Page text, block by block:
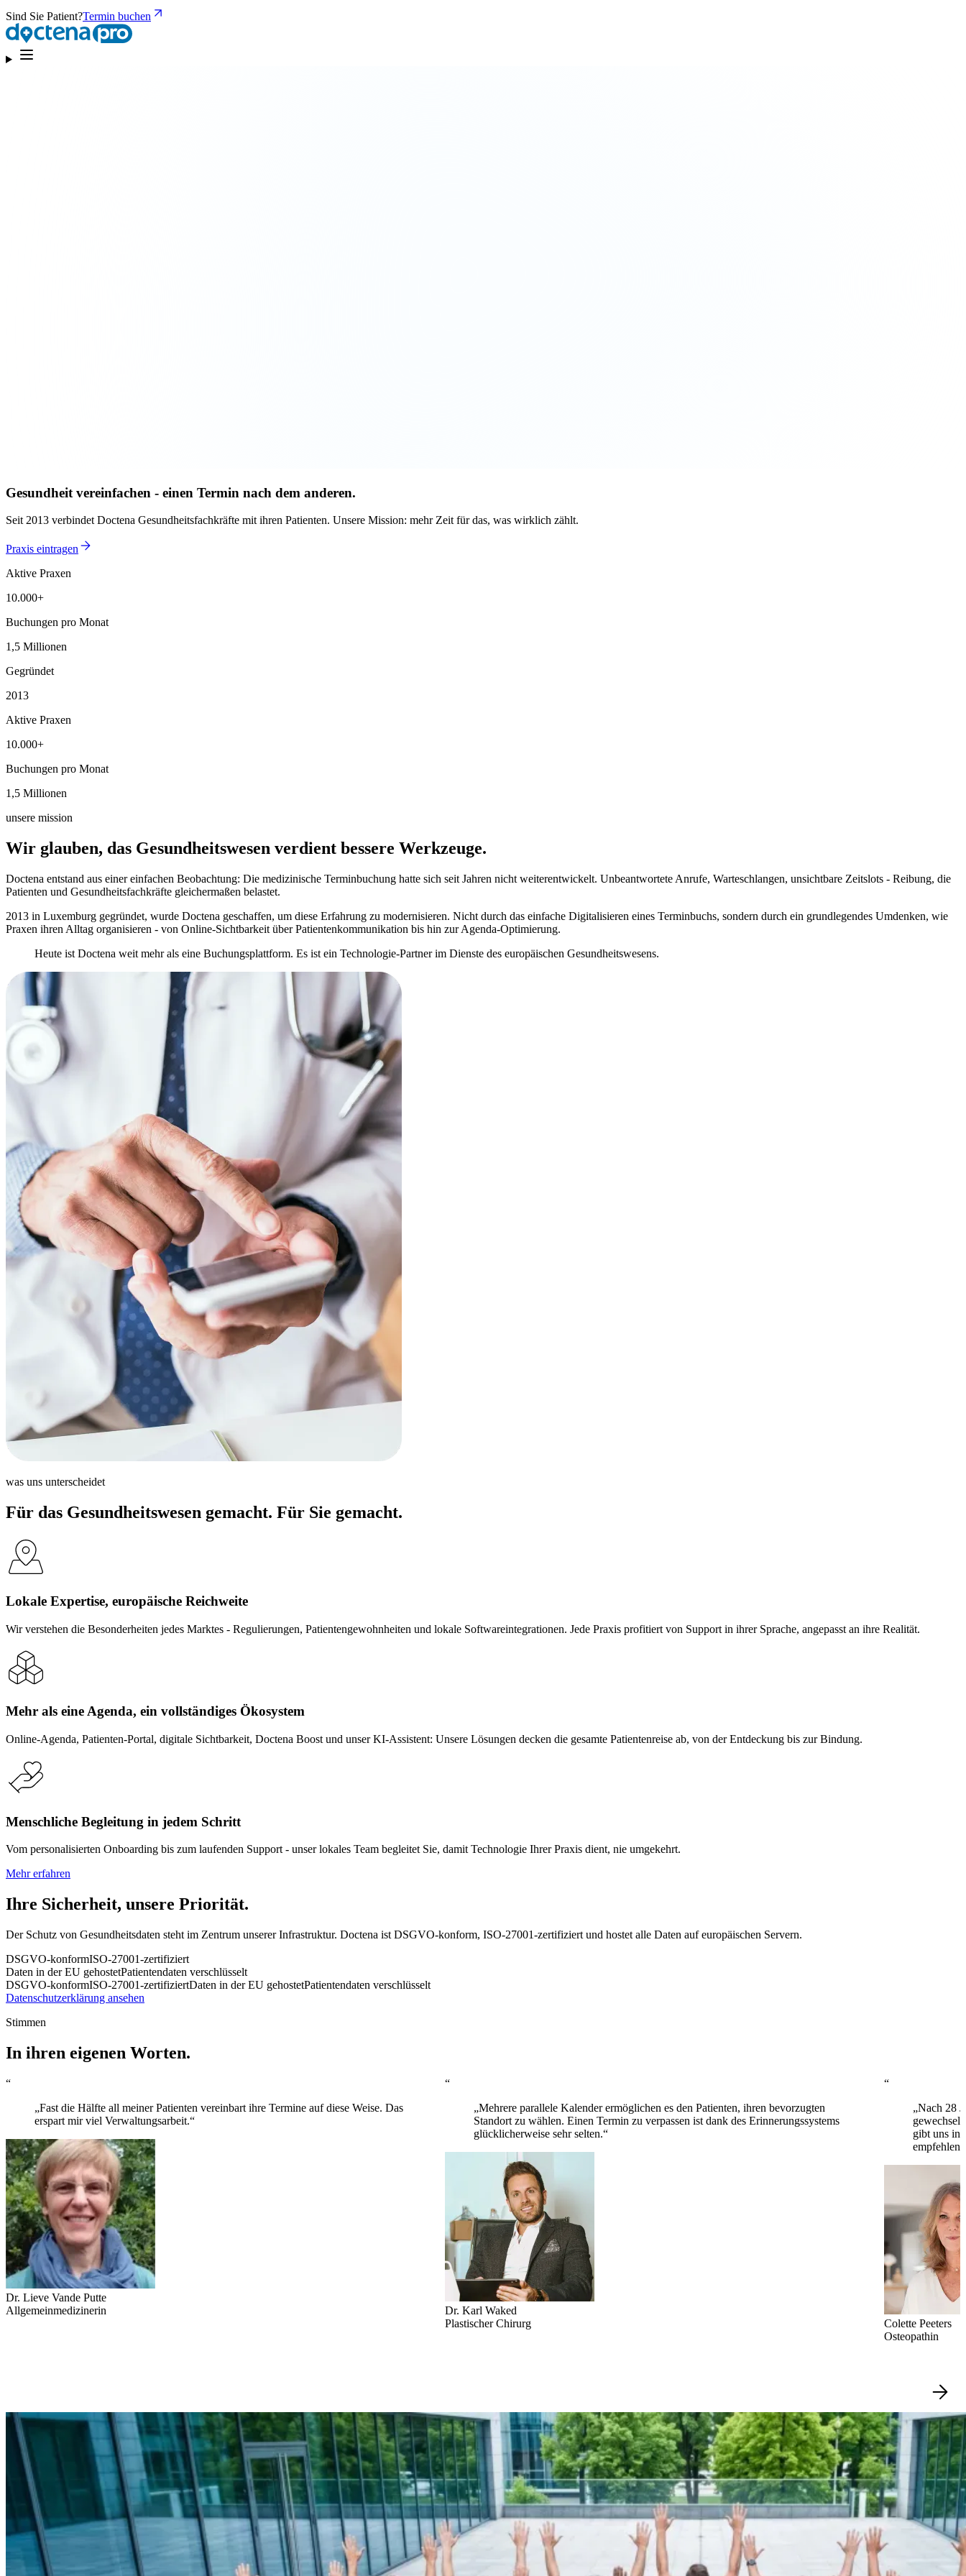
Sind Sie Patient?Termin buchen
Gesundheit vereinfachen - einen Termin nach dem anderen.
Seit 2013 verbindet Doctena Gesundheitsfachkräfte mit ihren Patienten. Unsere Mission: mehr Zeit für das, was wirklich zählt.
Praxis eintragen
Aktive Praxen
10.000+
10.000+
Buchungen pro Monat
1,5 Millionen
1,5 Millionen
Gegründet
2013
Aktive Praxen
10.000+
10.000+
Buchungen pro Monat
1,5 Millionen
1,5 Millionen
unsere mission
Wir glauben, das Gesundheitswesen verdient bessere Werkzeuge.
Doctena entstand aus einer einfachen Beobachtung: Die medizinische Terminbuchung hatte sich seit Jahren nicht weiterentwickelt. Unbeantwortete Anrufe, Warteschlangen, unsichtbare Zeitslots - Reibung, die
Patienten und Gesundheitsfachkräfte gleichermaßen belastet.
2013 in Luxemburg gegründet, wurde Doctena geschaffen, um diese Erfahrung zu modernisieren. Nicht durch das einfache Digitalisieren eines Terminbuchs, sondern durch ein grundlegendes Umdenken, wie
Praxen ihren Alltag organisieren - von Online-Sichtbarkeit über Patientenkommunikation bis hin zur Agenda-Optimierung.
Heute ist Doctena weit mehr als eine Buchungsplattform. Es ist ein Technologie-Partner im Dienste des europäischen Gesundheitswesens.
was uns unterscheidet
Für das Gesundheitswesen gemacht. Für Sie gemacht.
Lokale Expertise, europäische Reichweite
Wir verstehen die Besonderheiten jedes Marktes - Regulierungen, Patientengewohnheiten und lokale Softwareintegrationen. Jede Praxis profitiert von Support in ihrer Sprache, angepasst an ihre Realität.
Mehr als eine Agenda, ein vollständiges Ökosystem
Online-Agenda, Patienten-Portal, digitale Sichtbarkeit, Doctena Boost und unser KI-Assistent: Unsere Lösungen decken die gesamte Patientenreise ab, von der Entdeckung bis zur Bindung.
Menschliche Begleitung in jedem Schritt
Vom personalisierten Onboarding bis zum laufenden Support - unser lokales Team begleitet Sie, damit Technologie Ihrer Praxis dient, nie umgekehrt.
Mehr erfahren
Ihre Sicherheit, unsere Priorität.
Der Schutz von Gesundheitsdaten steht im Zentrum unserer Infrastruktur. Doctena ist DSGVO-konform, ISO-27001-zertifiziert und hostet alle Daten auf europäischen Servern.
DSGVO-konformISO-27001-zertifiziert
Daten in der EU gehostetPatientendaten verschlüsselt
DSGVO-konformISO-27001-zertifiziertDaten in der EU gehostetPatientendaten verschlüsselt
Datenschutzerklärung ansehen
Stimmen
In ihren eigenen Worten.
“
„Fast die Hälfte all meiner Patienten vereinbart ihre Termine auf diese Weise. Das
erspart mir viel Verwaltungsarbeit.“
Dr. Lieve Vande Putte
Allgemeinmedizinerin
“
„Mehrere parallele Kalender ermöglichen es den Patienten, ihren bevorzugten
Standort zu wählen. Einen Termin zu verpassen ist dank des Erinnerungssystems
glücklicherweise sehr selten.“
Dr. Karl Waked
Plastischer Chirurg
“
„Nach 28
gibt uns in
Colette Peeters
Osteopathin